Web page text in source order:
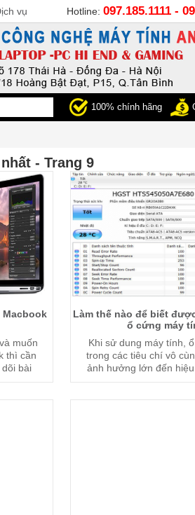
100% chính hãng
- Trang 9
muốn
thì cần
bài
biết
Làm thế nào để biết
ổ cứng máy
Khi sử dung máy tính,
trong các tiêu chí vô
ảnh hưởng lớn đến hiệu
Hãy theo dõi bài viết
Hotline: 097.185.1111 -
vụ